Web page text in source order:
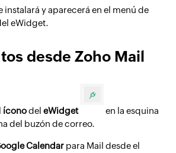
instalará y aparecerá en el menú de
eWidget.
desde Zoho Mail
íconodeleWidget
en la esquina
del buzón de correo.
Calendar para Mail desde el